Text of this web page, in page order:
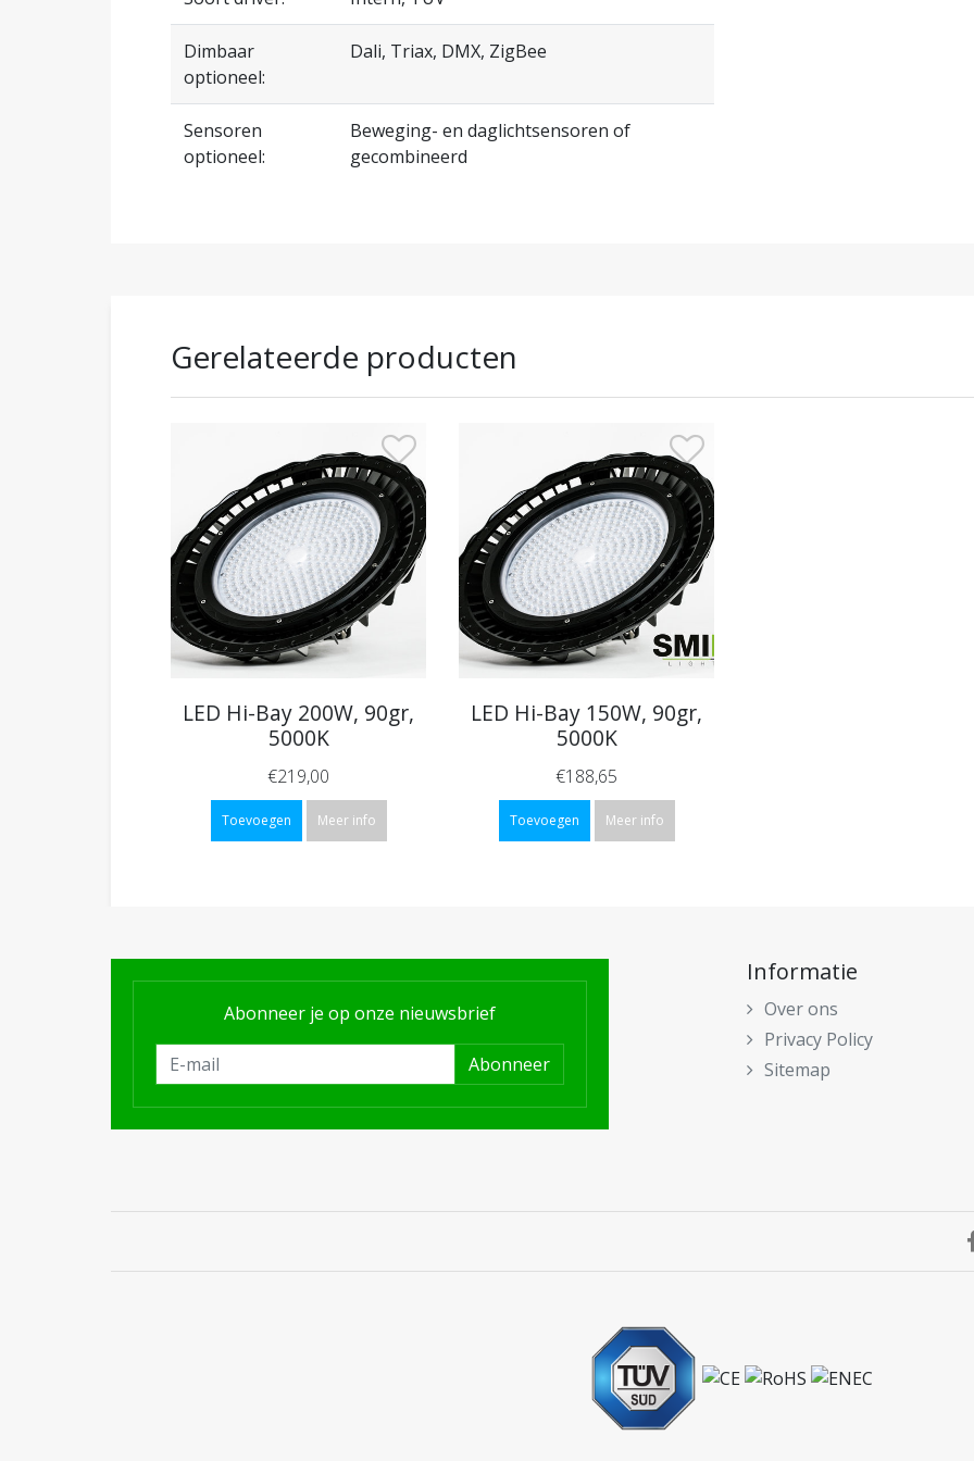
Dimbaar
optioneel:
Dali, Triax, DMX, ZigBee
Sensoren
optioneel:
Beweging- en daglichtsensoren of
gecombineerd
Gerelateerde producten
LED Hi-Bay 200W, 90gr,
5000K
€219,00
Toevoegen Meer info
LED Hi-Bay 150W, 90gr,
5000K
€188,65
Toevoegen Meer info
Abonneer je op onze nieuwsbrief
Abonneer
Informatie
Over ons
Privacy Policy
Sitemap